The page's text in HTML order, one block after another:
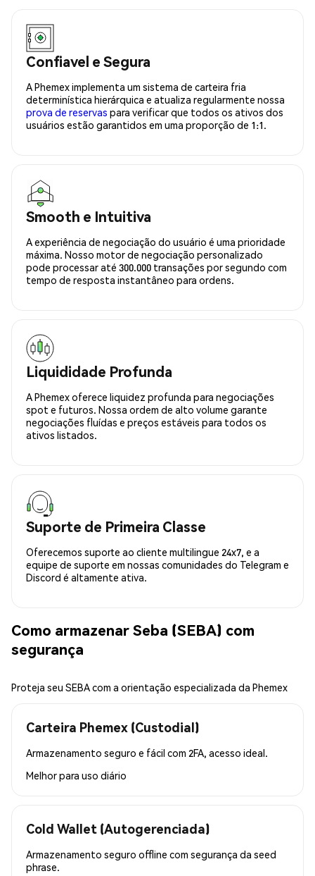
Confiavel e Segura
A Phemex implementa um sistema de carteira fria
determinística hierárquica e atualiza regularmente nossa
prova de reservas para verificar que todos os ativos dos
usuários estão garantidos em uma proporção de 1:1.
Smooth e Intuitiva
A experiência de negociação do usuário é uma prioridade
máxima. Nosso motor de negociação personalizado
pode processar até 300.000 transações por segundo com
tempo de resposta instantâneo para ordens.
Liquididade Profunda
A Phemex oferece liquidez profunda para negociações
spot e futuros. Nossa ordem de alto volume garante
negociações fluídas e preços estáveis para todos os
ativos listados.
Suporte de Primeira Classe
Oferecemos suporte ao cliente multilingue 24x7, e a
equipe de suporte em nossas comunidades do Telegram e
Discord é altamente ativa.
Como armazenar Seba (SEBA) com
segurança
Proteja seu SEBA com a orientação especializada da Phemex
Carteira Phemex (Custodial)
Armazenamento seguro e fácil com 2FA, acesso ideal.
Melhor para uso diário
Cold Wallet (Autogerenciada)
Armazenamento seguro offline com segurança da seed
phrase.